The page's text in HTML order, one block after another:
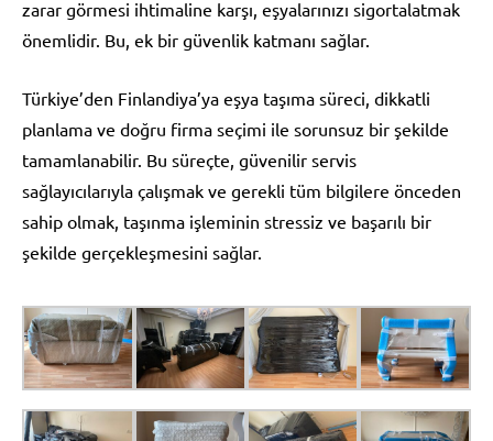
zarar görmesi ihtimaline karşı, eşyalarınızı sigortalatmak
önemlidir. Bu, ek bir güvenlik katmanı sağlar.
Türkiye’den Finlandiya’ya eşya taşıma süreci, dikkatli
planlama ve doğru firma seçimi ile sorunsuz bir şekilde
tamamlanabilir. Bu süreçte, güvenilir servis
sağlayıcılarıyla çalışmak ve gerekli tüm bilgilere önceden
sahip olmak, taşınma işleminin stressiz ve başarılı bir
şekilde gerçekleşmesini sağlar.